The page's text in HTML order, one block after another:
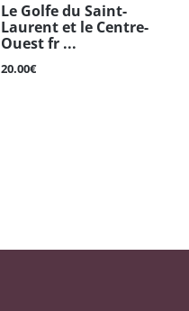
Le Golfe du Saint-
Laurent et le Centre-
Ouest fr ...
20.00€